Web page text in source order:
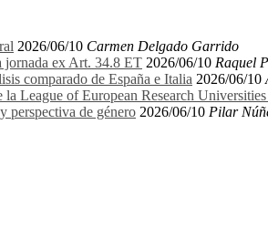
2026/06/10 Carmen Delgado Garrido
jornada ex Art. 34.8 ET 2026/06/10 Raquel
comparado de España e Italia 2026/06/10
League of European Research
perspectiva de género 2026/06/10 Pilar